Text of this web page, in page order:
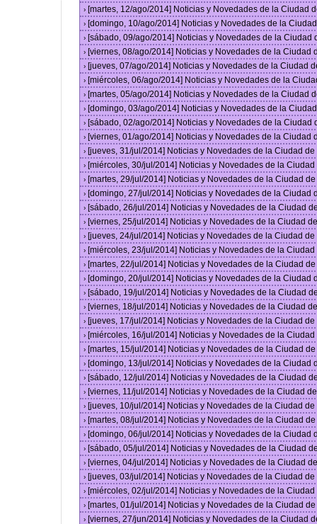
› [martes, 12/ago/2014] Noticias y Novedades de la Ciudad
› [domingo, 10/ago/2014] Noticias y Novedades de la
› [sábado, 09/ago/2014] Noticias y Novedades de la Ciudad
› [viernes, 08/ago/2014] Noticias y Novedades de la Ciudad
› [jueves, 07/ago/2014] Noticias y Novedades de la Ciudad
› [miércoles, 06/ago/2014] Noticias y Novedades de la
› [martes, 05/ago/2014] Noticias y Novedades de la Ciudad
› [domingo, 03/ago/2014] Noticias y Novedades de la
› [sábado, 02/ago/2014] Noticias y Novedades de la Ciudad
› [viernes, 01/ago/2014] Noticias y Novedades de la Ciudad
› [jueves, 31/jul/2014] Noticias y Novedades de la Ciudad
› [miércoles, 30/jul/2014] Noticias y Novedades de la
› [martes, 29/jul/2014] Noticias y Novedades de la Ciudad
› [domingo, 27/jul/2014] Noticias y Novedades de la Ciudad
› [sábado, 26/jul/2014] Noticias y Novedades de la Ciudad
› [viernes, 25/jul/2014] Noticias y Novedades de la Ciudad
› [jueves, 24/jul/2014] Noticias y Novedades de la Ciudad
› [miércoles, 23/jul/2014] Noticias y Novedades de la
› [martes, 22/jul/2014] Noticias y Novedades de la Ciudad
› [domingo, 20/jul/2014] Noticias y Novedades de la Ciudad
› [sábado, 19/jul/2014] Noticias y Novedades de la Ciudad
› [viernes, 18/jul/2014] Noticias y Novedades de la Ciudad
› [jueves, 17/jul/2014] Noticias y Novedades de la Ciudad
› [miércoles, 16/jul/2014] Noticias y Novedades de la
› [martes, 15/jul/2014] Noticias y Novedades de la Ciudad
› [domingo, 13/jul/2014] Noticias y Novedades de la Ciudad
› [sábado, 12/jul/2014] Noticias y Novedades de la Ciudad
› [viernes, 11/jul/2014] Noticias y Novedades de la Ciudad
› [jueves, 10/jul/2014] Noticias y Novedades de la Ciudad
› [martes, 08/jul/2014] Noticias y Novedades de la Ciudad
› [domingo, 06/jul/2014] Noticias y Novedades de la Ciudad
› [sábado, 05/jul/2014] Noticias y Novedades de la Ciudad
› [viernes, 04/jul/2014] Noticias y Novedades de la Ciudad
› [jueves, 03/jul/2014] Noticias y Novedades de la Ciudad
› [miércoles, 02/jul/2014] Noticias y Novedades de la
› [martes, 01/jul/2014] Noticias y Novedades de la Ciudad
› [viernes, 27/jun/2014] Noticias y Novedades de la Ciudad